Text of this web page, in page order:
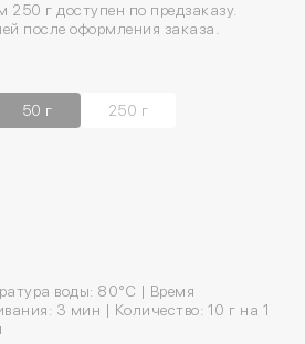
г доступен по предзаказу.
после оформления заказа.
50 г 250 г
воды: 80°C | Время
3 мин | Количество: 10 г на 1